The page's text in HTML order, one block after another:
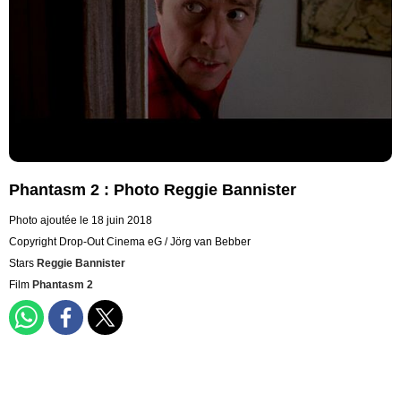
Phantasm 2 : Photo Reggie Bannister
Photo ajoutée le 18 juin 2018
Copyright Drop-Out Cinema eG / Jörg van Bebber
Stars Reggie Bannister
Film Phantasm 2